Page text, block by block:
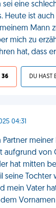
sei eine
Heute ist
Mann
mich zu
hat, dass
36
04:31
meiner
aufgrund von
hat mitten
seine Tochter
mein Vater